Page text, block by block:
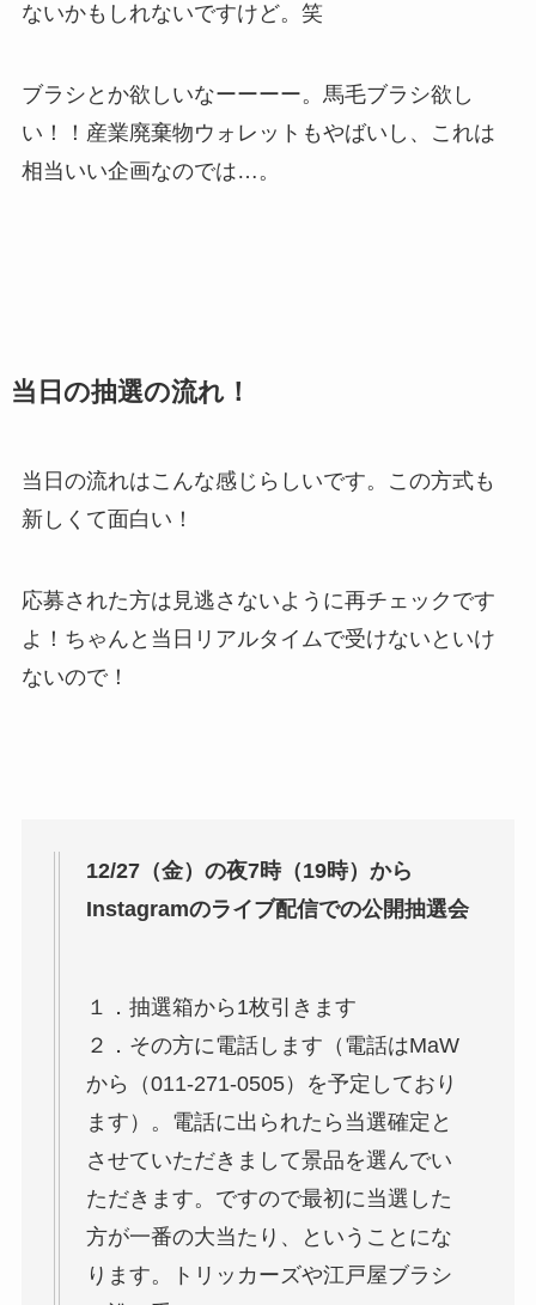
ないかもしれないですけど。笑
ブラシとか欲しいなーーーー。馬毛ブラシ欲し
い！！産業廃棄物ウォレットもやばいし、これは
相当いい企画なのでは…。
当日の抽選の流れ！
当日の流れはこんな感じらしいです。この方式も
新しくて面白い！
応募された方は見逃さないように再チェックです
よ！ちゃんと当日リアルタイムで受けないといけ
ないので！
12/27（金）の夜7時（19時）から
Instagramのライブ配信での公開抽選会
１．抽選箱から1枚引きます
２．その方に電話します（電話はMaW
から（011-271-0505）を予定しており
ます）。電話に出られたら当選確定と
させていただきまして景品を選んでい
ただきます。ですので最初に当選した
方が一番の大当たり、ということにな
ります。トリッカーズや江戸屋ブラシ